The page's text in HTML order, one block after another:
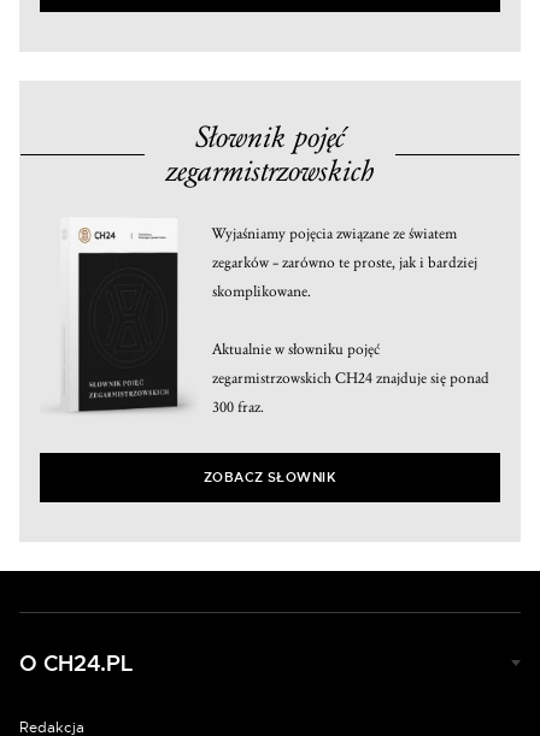
Słownik pojęć
zegarmistrzowskich
Wyjaśniamy pojęcia związane ze światem
zegarków – zarówno te proste, jak i bardziej
skomplikowane.
Aktualnie w słowniku pojęć
zegarmistrzowskich CH24 znajduje się ponad
300 fraz.
ZOBACZ SŁOWNIK
O CH24.PL
Redakcja